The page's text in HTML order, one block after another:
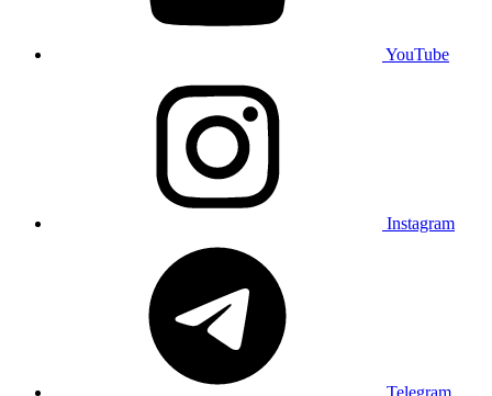
YouTube
Instagram
Telegram